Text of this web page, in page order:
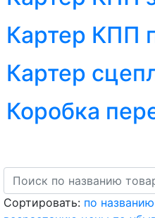
Картер КПП
Картер
Коробка
Сортировать: по